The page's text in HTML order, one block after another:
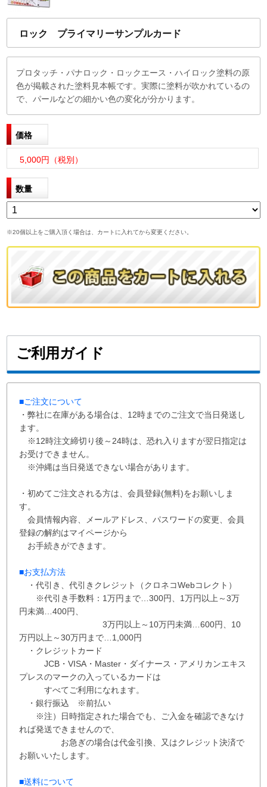
ロック プライマリーサンプルカード
プロタッチ・パナロック・ロックエース・ハイロック塗料の原
色が掲載された塗料見本帳です。実際に塗料が吹かれているの
で、パールなどの細かい色の変化が分かります。
価格
5,000円（税別）
数量
※20個以上をご購入頂く場合は、カートに入れてから変更ください。
ご利用ガイド
■ご注文について
・弊社に在庫がある場合は、12時までのご注文で当日発送し
ます。
※12時注文締切り後～24時は、恐れ入りますが翌日指定は
お受けできません。
※沖縄は当日発送できない場合があります。
・初めてご注文される方は、会員登録(無料)をお願いしま
す。
会員情報内容、メールアドレス、パスワードの変更、会員
登録の解約はマイページから
お手続きができます。
■お支払方法
・代引き、代引きクレジット（クロネコWebコレクト）
※代引き手数料： 1万円まで…300円、 1万円以上～3万
円未満…400円
3万円以上～10万円未満…600円
10
万円以上～30万円まで…1,000円
・クレジットカード
JCB・VISA・Master・ダイナース・アメリカンエキス
プレスのマークの入っているカードは
すべてご利用になれます。
・銀行振込 ※前払い
※注）日時指定された場合でも、ご入金を確認できなけ
れば発送できませんので、
お急ぎの場合は代金引換、又はクレジット決済で
お願いいたします。
■送料について